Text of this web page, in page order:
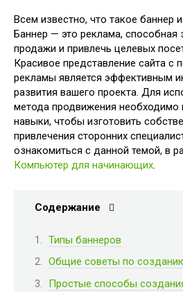
Всем известно, что такое баннер
Баннер — это реклама, способная
продажи и привлечь целевых
Красивое представление сайта
рекламы является эффективным
развития вашего проекта. Для
метода продвижения необходимо
навыки, чтобы изготовить
привлечения сторонних
ознакомиться с данной темой, в
Компьютер для начинающих.
Содержание
Типы баннеров
Общие советы по
Простые способы